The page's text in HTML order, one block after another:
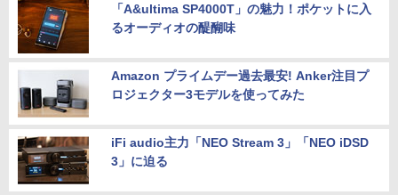
「A&ultima SP4000T」の魅力！ポケットに入
るオーディオの醍醐味
Amazon プライムデー過去最安! Anker注目プ
ロジェクター3モデルを使ってみた
iFi audio主力「NEO Stream 3」「NEO iDSD
3」に迫る